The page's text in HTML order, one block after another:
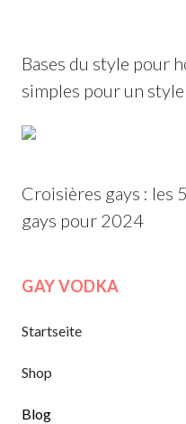
Bases du style pour
simples pour un
Croisières gays : les
gays pour 2024
GAY VODKA
Startseite
Shop
Blog